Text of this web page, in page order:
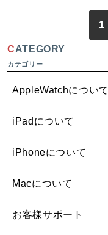
1
CATEGORY
AppleWatchについて
iPadについて
iPhoneについて
Macについて
お客様サポート